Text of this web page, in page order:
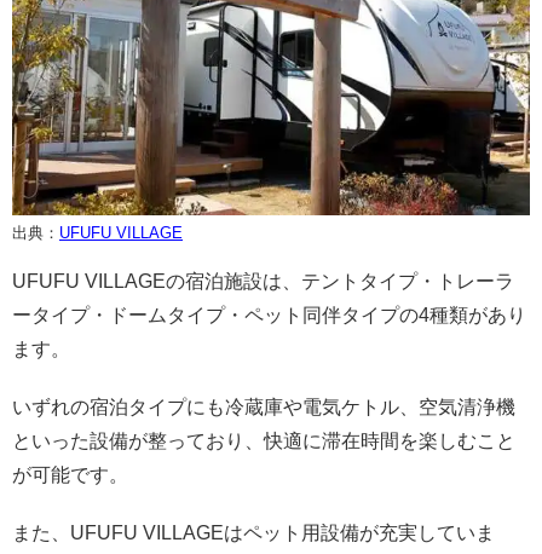
出典： UFUFU VILLAGE
UFUFU VILLAGEの宿泊施設は、テントタイプ・トレーラ
ータイプ・ドームタイプ・ペット同伴タイプの4種類があり
ます。
いずれの宿泊タイプにも冷蔵庫や電気ケトル、空気清浄機
といった設備が整っており、快適に滞在時間を楽しむこと
が可能です。
また、UFUFU VILLAGEはペット用設備が充実していま